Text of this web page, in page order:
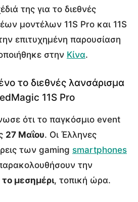
της για το διεθνές
μοντέλων 11S Pro και 11S
επιτυχημένη παρουσίαση
στην Κίνα.
το διεθνές λανσάρισμα
11S Pro
ότι το παγκόσμιο event
27 Μαΐου. Οι Έλληνες
των gaming smartphones
την
το μεσημέρι, τοπική ώρα.